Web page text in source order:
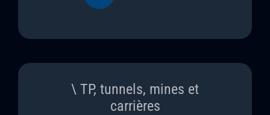
\ TP, tunnels, mines et
carrières